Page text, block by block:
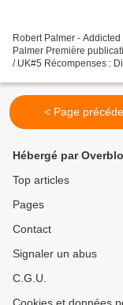
Robert Palmer - Addicted
Palmer Première
/ UK#5 Récompenses :
< Page
Hébergé par
Top articles
Pages
Contact
Signaler un abus
C.G.U.